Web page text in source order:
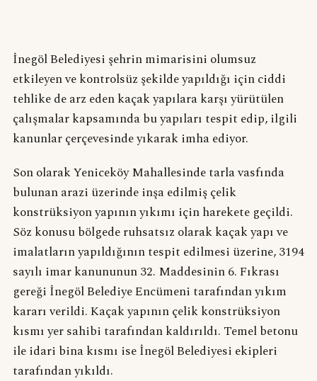
İnegöl Belediyesi şehrin mimarisini olumsuz
etkileyen ve kontrolsüz şekilde yapıldığı için ciddi
tehlike de arz eden kaçak yapılara karşı yürütülen
çalışmalar kapsamında bu yapıları tespit edip, ilgili
kanunlar çerçevesinde yıkarak imha ediyor.
Son olarak Yeniceköy Mahallesinde tarla vasfında
bulunan arazi üzerinde inşa edilmiş çelik
konstrüksiyon yapının yıkımı için harekete geçildi.
Söz konusu bölgede ruhsatsız olarak kaçak yapı ve
imalatların yapıldığının tespit edilmesi üzerine, 3194
sayılı imar kanununun 32. Maddesinin 6. Fıkrası
gereği İnegöl Belediye Encümeni tarafından yıkım
kararı verildi. Kaçak yapının çelik konstrüksiyon
kısmı yer sahibi tarafından kaldırıldı. Temel betonu
ile idari bina kısmı ise İnegöl Belediyesi ekipleri
tarafından yıkıldı.